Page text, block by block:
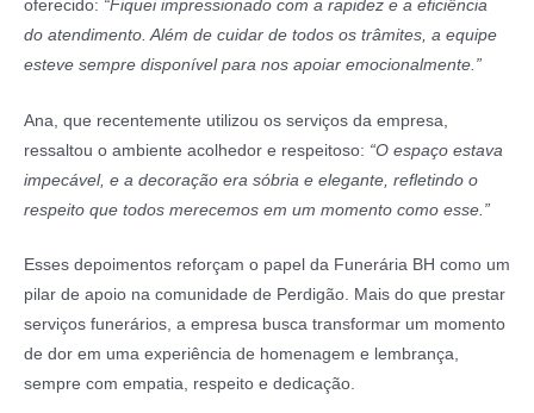
oferecido: “Fiquei impressionado com a rapidez e a eficiência
do atendimento. Além de cuidar de todos os trâmites, a equipe
esteve sempre disponível para nos apoiar emocionalmente.”
Ana, que recentemente utilizou os serviços da empresa,
ressaltou o ambiente acolhedor e respeitoso: “O espaço estava
impecável, e a decoração era sóbria e elegante, refletindo o
respeito que todos merecemos em um momento como esse.”
Esses depoimentos reforçam o papel da Funerária BH como um
pilar de apoio na comunidade de Perdigão. Mais do que prestar
serviços funerários, a empresa busca transformar um momento
de dor em uma experiência de homenagem e lembrança,
sempre com empatia, respeito e dedicação.